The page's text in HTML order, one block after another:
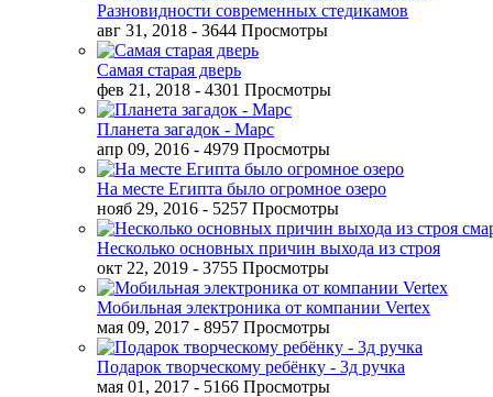
Разновидности современных стедикамов
авг 31, 2018 - 3644 Просмотры
Самая старая дверь
фев 21, 2018 - 4301 Просмотры
Планета загадок - Марс
апр 09, 2016 - 4979 Просмотры
На месте Египта было огромное озеро
нояб 29, 2016 - 5257 Просмотры
Несколько основных причин выхода из строя
окт 22, 2019 - 3755 Просмотры
Мобильная электроника от компании Vertex
мая 09, 2017 - 8957 Просмотры
Подарок творческому ребёнку - 3д ручка
мая 01, 2017 - 5166 Просмотры